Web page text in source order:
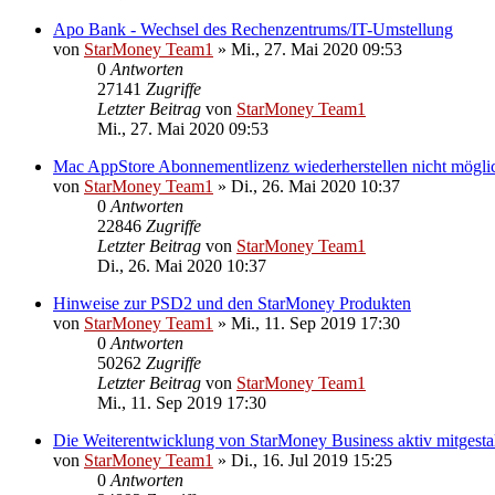
Apo Bank - Wechsel des Rechenzentrums/IT-Umstellung
von StarMoney Team1 » Mi., 27. Mai 2020 09:53
0 Antworten
27141 Zugriffe
Letzter Beitrag von StarMoney Team1
Mi., 27. Mai 2020 09:53
Mac AppStore Abonnementlizenz wiederherstellen nicht
von StarMoney Team1 » Di., 26. Mai 2020 10:37
0 Antworten
22846 Zugriffe
Letzter Beitrag von StarMoney Team1
Di., 26. Mai 2020 10:37
Hinweise zur PSD2 und den StarMoney Produkten
von StarMoney Team1 » Mi., 11. Sep 2019 17:30
0 Antworten
50262 Zugriffe
Letzter Beitrag von StarMoney Team1
Mi., 11. Sep 2019 17:30
Die Weiterentwicklung von StarMoney Business aktiv
von StarMoney Team1 » Di., 16. Jul 2019 15:25
0 Antworten